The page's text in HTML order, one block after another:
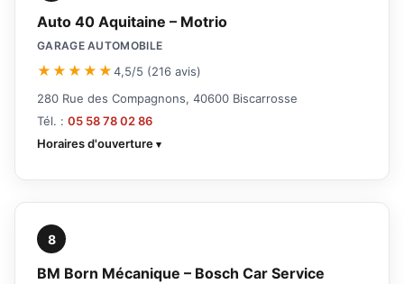
Auto 40 Aquitaine – Motrio
GARAGE AUTOMOBILE
★★★★★4,5/5 (216 avis)
280 Rue des Compagnons, 40600 Biscarrosse
Tél. : 05 58 78 02 86
Horaires d'ouverture
8
BM Born Mécanique – Bosch Car Service